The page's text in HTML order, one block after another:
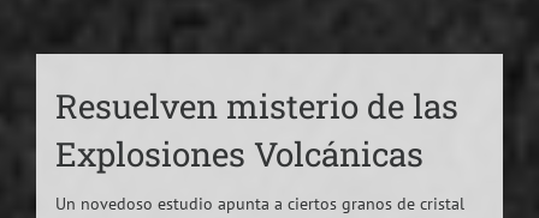
Resuelven misterio de las
Explosiones Volcánicas
Un novedoso estudio apunta a ciertos granos de cristal